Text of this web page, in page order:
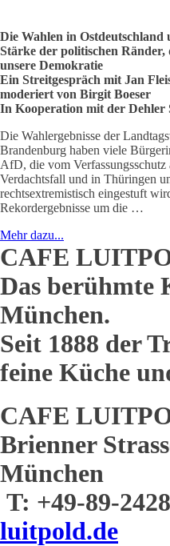
Die Wahlen in Ostdeutschland
Stärke der politischen
unsere Demokratie
Ein Streitgespräch mit Jan
moderiert von Birgit Boeser
In Kooperation mit der Dehler
Die Wahlergebnisse der
Brandenburg haben viele
AfD, die vom Verfassungsschutz
Verdachtsfall und in Thüringen
rechtsextremistisch eingestuft
Rekordergebnisse um die …
Mehr dazu...
CAFE
Das berühmte
München.
Seit 1888 der
feine Küche
CAFE
Brienner
München
T: +49-89-
luitpold.de